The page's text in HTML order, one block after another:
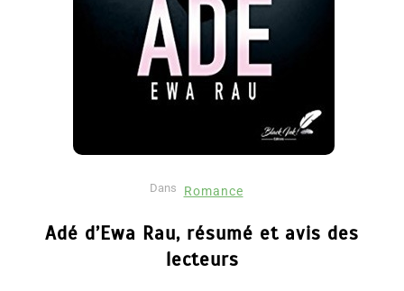
Dans Romance
Adé d’Ewa Rau, résumé et avis des
lecteurs